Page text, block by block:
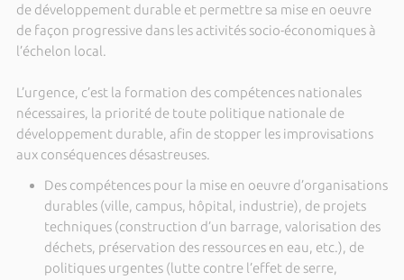
de développement durable et permettre sa mise en oeuvre
de façon progressive dans les activités socio-économiques à
l’échelon local.
L’urgence, c’est la formation des compétences nationales
nécessaires, la priorité de toute politique nationale de
développement durable, afin de stopper les improvisations
aux conséquences désastreuses.
Des compétences pour la mise en oeuvre d’organisations
durables (ville, campus, hôpital, industrie), de projets
techniques (construction d’un barrage, valorisation des
déchets, préservation des ressources en eau, etc.), de
politiques urgentes (lutte contre l’effet de serre,